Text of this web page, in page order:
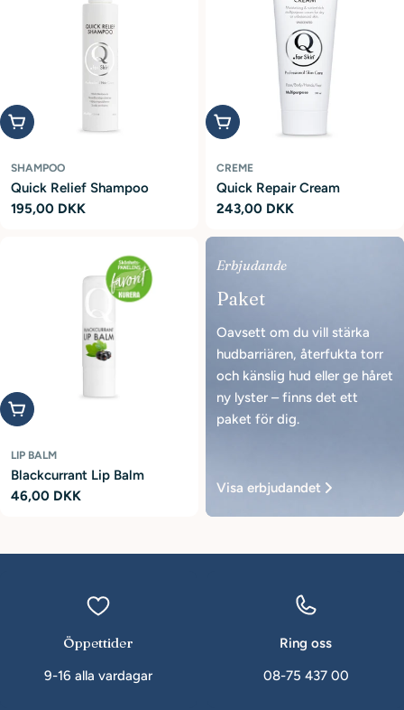
Lägg i varukorg
SHAMPOO
Quick Relief Shampoo
Ordinarie
195,00 DKK
Lägg i varukorg
CREME
Quick Repair Cream
Ordinarie
243,00 DKK
Lägg i varukorg
LIP BALM
Blackcurrant Lip Balm
Ordinarie
46,00 DKK
Erbjudande
Paket
Oavsett om du vill stärka
hudbarriären, återfukta torr
och känslig hud eller ge håret
ny lyster – finns det ett
paket för dig.
Visa erbjudandet
Öppettider
9-16 alla vardagar
Ring oss
08-75 437 00